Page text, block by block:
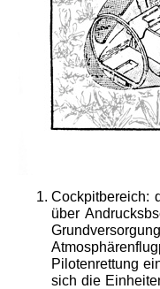
Cockpitbereich:
über
Pilotenrettung
sich die